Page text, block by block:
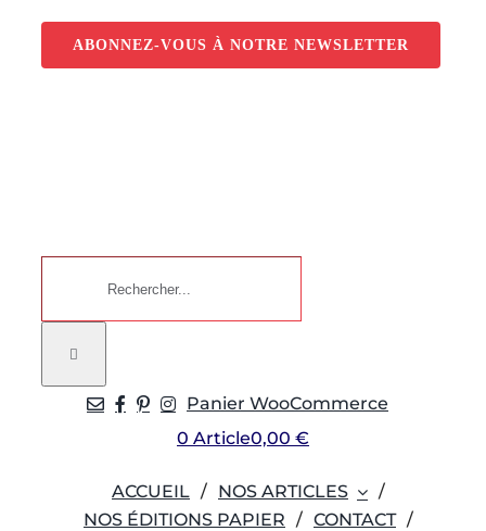
contenu
ABONNEZ-VOUS À NOTRE NEWSLETTER
Panier WooCommerce
0 Article0,00 €
ACCUEIL
NOS ARTICLES
NOS ÉDITIONS PAPIER
CONTACT